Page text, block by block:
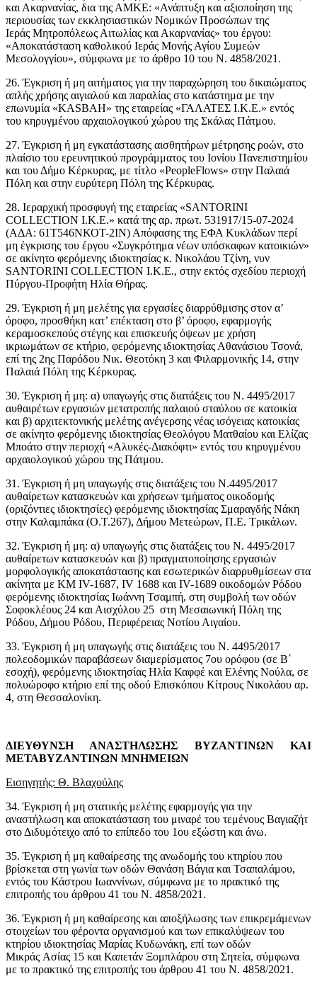
και Ακαρνανίας, δια της ΑΜΚΕ: «Ανάπτυξη και αξιοποίηση της
περιουσίας των εκκλησιαστικών Νομικών Προσώπων της
Ιεράς Μητροπόλεως Αιτωλίας και Ακαρνανίας» του έργου:
«Αποκατάσταση καθολικού Ιεράς Μονής Αγίου Συμεών
Μεσολογγίου», σύμφωνα με το άρθρο 10 του Ν. 4858/2021.
26. Έγκριση ή μη αιτήματος για την παραχώρηση του δικαιώματος
απλής χρήσης αιγιαλού και παραλίας στο κατάστημα με την
επωνυμία «KASBAH» της εταιρείας «ΓΑΛΑΤΕΣ Ι.Κ.Ε.» εντός
του κηρυγμένου αρχαιολογικού χώρου της Σκάλας Πάτμου.
27. Έγκριση ή μη εγκατάστασης αισθητήρων μέτρησης ροών, στο
πλαίσιο του ερευνητικού προγράμματος του Ιονίου Πανεπιστημίου
και του Δήμο Κέρκυρας, με τίτλο «PeopleFlows» στην Παλαιά
Πόλη και στην ευρύτερη Πόλη της Κέρκυρας.
28. Iεραρχική προσφυγή της εταιρείας «SANTORINI
COLLECTION Ι.Κ.Ε.» κατά της αρ. πρωτ. 531917/15-07-2024
(ΑΔΑ: 61Τ546ΝΚΟΤ-2ΙΝ) Απόφασης της ΕΦΑ Κυκλάδων περί
μη έγκρισης του έργου «Συγκρότημα νέων υπόσκαφων κατοικιών»
σε ακίνητο φερόμενης ιδιοκτησίας κ. Νικολάου Τζίνη, νυν
SANTORINI COLLECTION Ι.Κ.Ε., στην εκτός σχεδίου περιοχή
Πύργου-Προφήτη Ηλία Θήρας.
29. Έγκριση ή μη μελέτης για εργασίες διαρρύθμισης στον α’
όροφο, προσθήκη κατ’ επέκταση στο β’ όροφο, εφαρμογής
κεραμοσκεπούς στέγης και επισκευής όψεων με χρήση
ικριωμάτων σε κτήριο, φερόμενης ιδιοκτησίας Αθανάσιου Τσονά,
επί της 2ης Παρόδου Νικ. Θεοτόκη 3 και Φιλαρμονικής 14, στην
Παλαιά Πόλη της Κέρκυρας.
30. Έγκριση ή μη: α) υπαγωγής στις διατάξεις του Ν. 4495/2017
αυθαιρέτων εργασιών μετατροπής παλαιού σταύλου σε κατοικία
και β) αρχιτεκτονικής μελέτης ανέγερσης νέας ισόγειας κατοικίας
σε ακίνητο φερόμενης ιδιοκτησίας Θεολόγου Ματθαίου και Ελίζας
Μποάτο στην περιοχή «Αλυκές-Διακόφτι» εντός του κηρυγμένου
αρχαιολογικού χώρου της Πάτμου.
31. Έγκριση ή μη υπαγωγής στις διατάξεις του Ν.4495/2017
αυθαίρετων κατασκευών και χρήσεων τμήματος οικοδομής
(οριζόντιες ιδιοκτησίες) φερόμενης ιδιοκτησίας Σμαραγδής Νάκη
στην Καλαμπάκα (O.T.267), Δήμου Μετεώρων, Π.Ε. Τρικάλων.
32. Έγκριση ή μη: α) υπαγωγής στις διατάξεις του Ν. 4495/2017
αυθαίρετων κατασκευών και β) πραγματοποίησης εργασιών
μορφολογικής αποκατάστασης και εσωτερικών διαρρυθμίσεων στα
ακίνητα με ΚΜ IV-1687, IV 1688 και IV-1689 οικοδομών Ρόδου
φερόμενης ιδιοκτησίας Ιωάννη Τσαμπή, στη συμβολή των οδών
Σοφοκλέους 24 και Αισχύλου 25 στη Μεσαιωνική Πόλη της
Ρόδου, Δήμου Ρόδου, Περιφέρειας Νοτίου Αιγαίου.
33. Έγκριση ή μη υπαγωγής στις διατάξεις του Ν. 4495/2017
πολεοδομικών παραβάσεων διαμερίσματος 7ου ορόφου (σε Β΄
εσοχή), φερόμενης ιδιοκτησίας Ηλία Καφφέ και Ελένης Νούλα, σε
πολυώροφο κτήριο επί της οδού Επισκόπου Κίτρους Νικολάου αρ.
4, στη Θεσσαλονίκη.
ΔΙΕΥΘΥΝΣΗ ΑΝΑΣΤΗΛΩΣΗΣ ΒΥΖΑΝΤΙΝΩΝ ΚΑΙ
ΜΕΤΑΒΥΖΑΝΤΙΝΩΝ ΜΝΗΜΕΙΩΝ
Εισηγητής: Θ. Βλαχούλης
34. Έγκριση ή μη στατικής μελέτης εφαρμογής για την
αναστήλωση και αποκατάσταση του μιναρέ του τεμένους Βαγιαζήτ
στο Διδυμότειχο από το επίπεδο του 1ου εξώστη και άνω.
35. Έγκριση ή μη καθαίρεσης της ανωδομής του κτηρίου που
βρίσκεται στη γωνία των οδών Θανάση Βάγια και Τσαπαλάμου,
εντός του Κάστρου Ιωαννίνων, σύμφωνα με το πρακτικό της
επιτροπής του άρθρου 41 του Ν. 4858/2021.
36. Έγκριση ή μη καθαίρεσης και αποξήλωσης των επικρεμάμενων
στοιχείων του φέροντα οργανισμού και των επικαλύψεων του
κτηρίου ιδιοκτησίας Μαρίας Κυδωνάκη, επί των οδών
Μικράς Ασίας 15 και Καπετάν Ξομπλάρου στη Σητεία, σύμφωνα
με το πρακτικό της επιτροπής του άρθρου 41 του Ν. 4858/2021.